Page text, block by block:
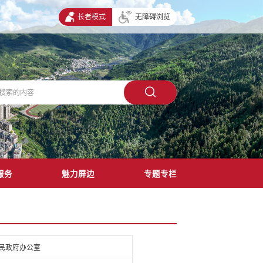
长者模式 无障碍浏览
务 魅力屏边 专题专栏
政府办公室